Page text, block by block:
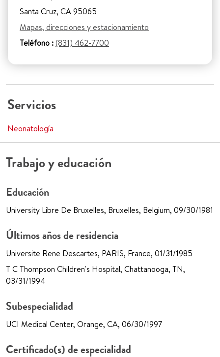
Santa Cruz, CA 95065
Mapas, direcciones y estacionamiento
Teléfono :(831) 462-7700
Servicios
Neonatología
Trabajo y educación
Educación
University Libre De Bruxelles, Bruxelles, Belgium, 09/30/1981
Últimos años de residencia
Universite Rene Descartes, PARIS, France, 01/31/1985
T C Thompson Children's Hospital, Chattanooga, TN,
03/31/1994
Subespecialidad
UCI Medical Center, Orange, CA, 06/30/1997
Certificado(s) de especialidad